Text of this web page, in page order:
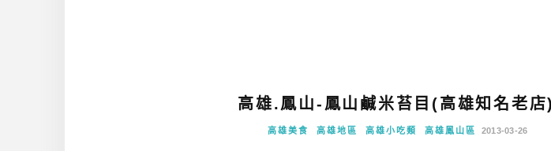
高雄.鳳山-鳳山鹹米苔目(高雄知名老店)
高雄美食 高雄地區 高雄小吃類 高雄鳳山區 2013-03-26